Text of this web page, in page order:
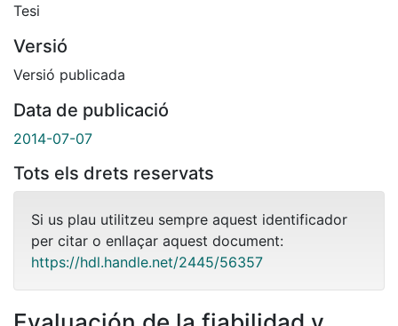
Tesi
Versió
Versió publicada
Data de publicació
2014-07-07
Tots els drets reservats
Si us plau utilitzeu sempre aquest identificador
per citar o enllaçar aquest document:
https://hdl.handle.net/2445/56357